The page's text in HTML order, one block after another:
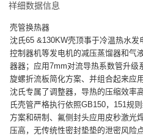
祥细数据信息
壳管换热器
沈氏65 &130KW壳顶事于冷温热水发
控制器机等发电机的减压蒸馏器和气
器器；应用7mm对流导热系数管升级
旋螺折流板简化方案、并组合起来应
沈氏专属了调整器，导热的压缩效率
氏壳管严格执行依照GB150，151规
方案和研制、氟侧封头应用皮秒激光
压高，无传统性密封垫垫的泄密风险